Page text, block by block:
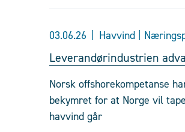
03.06.26 Havvind |
Leverandørindustrien
Norsk offshorekompetanse
bekymret for at Norge vil
havvind går